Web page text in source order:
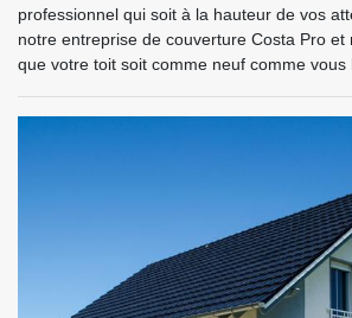
professionnel qui soit à la hauteur de vos
notre entreprise de couverture Costa Pro
que votre toit soit comme neuf comme vous